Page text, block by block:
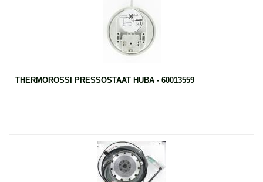
THERMOROSSI PRESSOSTAAT HUBA - 60013559